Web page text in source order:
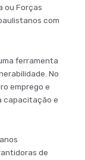
ou Forças
com
ferramenta
No
emprego e
capacitação e
de